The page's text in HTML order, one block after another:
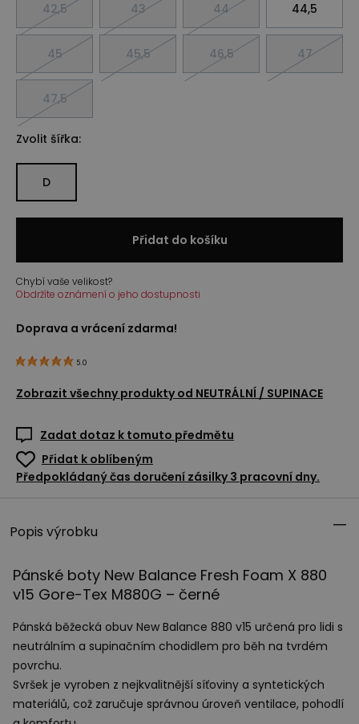
42,5 43 44 44,5
45 45,5 46,5 47
47,5
Zvolit šířka:
D
Přidat do košíku
Chybí vaše velikost?
Obdržíte oznámení o jeho dostupnosti
Doprava a vrácení zdarma!
5.0
Zobrazit všechny produkty od NEUTRÁLNÍ / SUPINACE
Zadat dotaz k tomuto předmětu
Přidat k oblíbeným
Předpokládaný čas doručení zásilky 3 pracovní dny.
Popis výrobku
Pánské boty New Balance Fresh Foam X 880
v15 Gore-Tex M880G – černé
Pánská běžecká obuv New Balance 880 v15 určená pro lidi s
neutrálním a supinačním chodidlem pro běh na tvrdém
povrchu.
Svršek je vyroben z nejkvalitnější síťoviny a syntetických
materiálů, což zaručuje správnou úroveň ventilace, pohodlí